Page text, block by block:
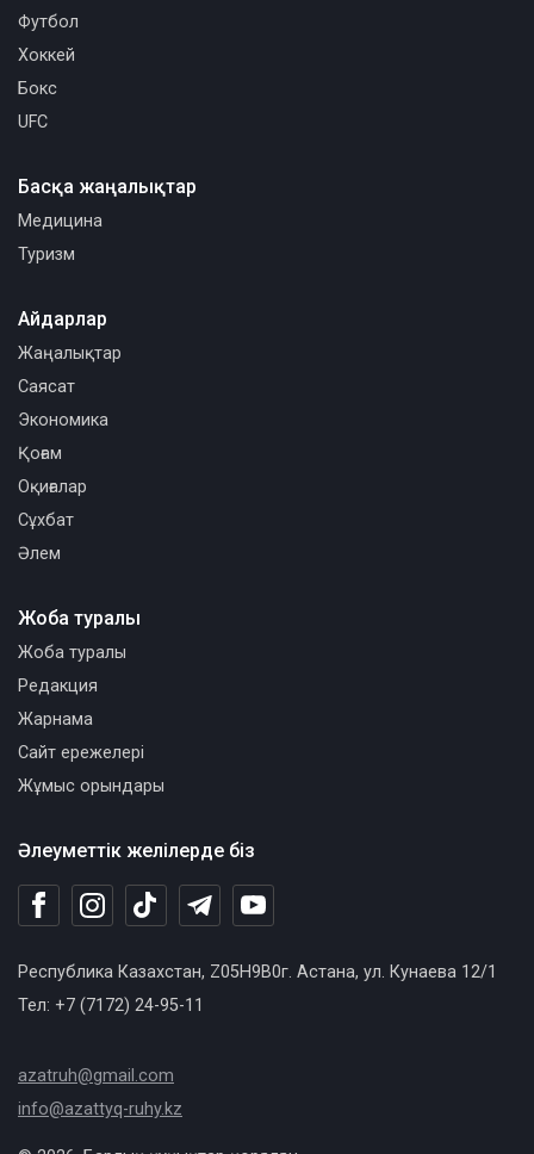
Футбол
Хоккей
Бокс
UFC
Басқа жаңалықтар
Медицина
Туризм
Әлеуметтік желілерде біз
Республика Казахстан, Z05H9B0г. Астана, ул. Кунаева 12/1
Тел: +7 (7172) 24-95-11
azatruh@gmail.com
info@azattyq-ruhy.kz
Айдарлар
Жаңалықтар
Саясат
Экономика
Қоғам
Оқиғалар
Сұхбат
Әлем
Жоба туралы
Жоба туралы
Редакция
Жарнама
Сайт ережелері
Жұмыс орындары